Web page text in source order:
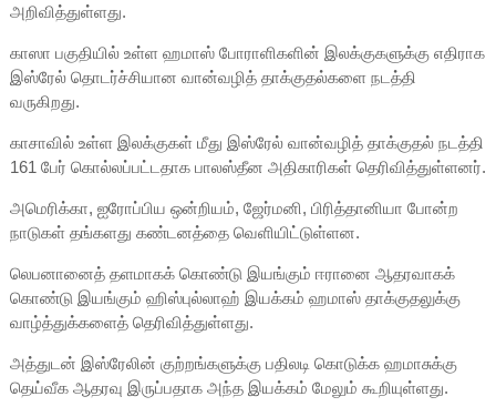
அறிவித்துள்ளது.
காஸா பகுதியில் உள்ள ஹமாஸ் போராளிகளின் இலக்குகளுக்கு எதிராக
இஸ்ரேல் தொடர்ச்சியான வான்வழித் தாக்குதல்களை நடத்தி
வருகிறது.
காசாவில் உள்ள இலக்குகள் மீது இஸ்ரேல் வான்வழித் தாக்குதல் நடத்தி
161 பேர் கொல்லப்பட்டதாக பாலஸ்தீன அதிகாரிகள் தெரிவித்துள்ளனர்.
அமெரிக்கா, ஐரோப்பிய ஒன்றியம், ஜேர்மனி, பிரித்தானியா போன்ற
நாடுகள் தங்களது கண்டனத்தை வெளியிட்டுள்ளன.
லெபனானைத் தளமாகக் கொண்டு இயங்கும் ஈரானை ஆதரவாகக்
கொண்டு இயங்கும் ஹிஸ்புல்லாஹ் இயக்கம் ஹமாஸ் தாக்குதலுக்கு
வாழ்த்துக்களைத் தெரிவித்துள்ளது.
அத்துடன் இஸ்ரேலின் குற்றங்களுக்கு பதிலடி கொடுக்க ஹமாசுக்கு
தெய்வீக ஆதரவு இருப்பதாக அந்த இயக்கம் மேலும் கூறியுள்ளது.